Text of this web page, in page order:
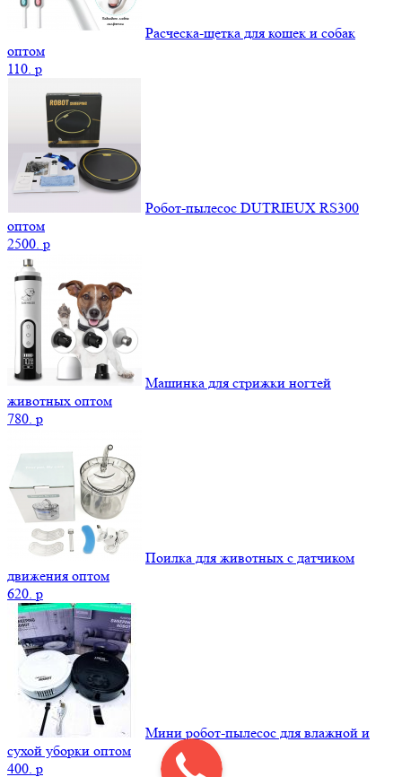
Расческа-щетка для кошек и собак
оптом
110. p
Робот-пылесос DUTRIEUX RS300
оптом
2500. p
Машинка для стрижки ногтей
животных оптом
780. p
Поилка для животных с датчиком
движения оптом
620. p
Мини робот-пылесос для влажной и
сухой уборки оптом
400. p